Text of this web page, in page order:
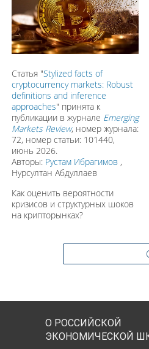
Статья "Stylized facts of
cryptocurrency markets: Robust
definitions and inference
approaches" принята к
публикации в журнале Emerging
Markets Review, номер журнала:
72, номер статьи: 101440,
июнь 2026.
Авторы: Рустам Ибрагимов ,
Нурсултан Абдуллаев
Как оценить вероятности
кризисов и структурных шоков
на крипторынках?
О РОССИЙСКОЙ
ЭКОНОМИЧЕСКОЙ